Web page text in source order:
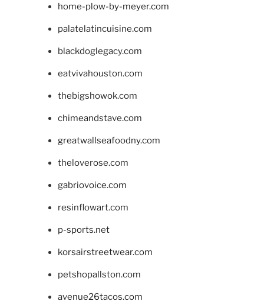
home-plow-by-meyer.com
palatelatincuisine.com
blackdoglegacy.com
eatvivahouston.com
thebigshowok.com
chimeandstave.com
greatwallseafoodny.com
theloverose.com
gabriovoice.com
resinflowart.com
p-sports.net
korsairstreetwear.com
petshopallston.com
avenue26tacos.com